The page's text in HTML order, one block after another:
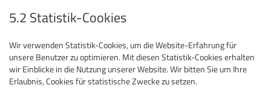
5.2 Statistik-Cookies
Wir verwenden Statistik-Cookies, um die Website-Erfahrung für
unsere Benutzer zu optimieren. Mit diesen Statistik-Cookies erhalten
wir Einblicke in die Nutzung unserer Website. Wir bitten Sie um Ihre
Erlaubnis, Cookies für statistische Zwecke zu setzen.